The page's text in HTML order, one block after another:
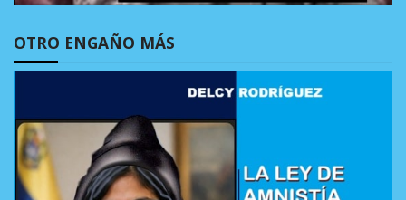
OTRO ENGAÑO MÁS